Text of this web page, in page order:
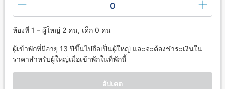
0
ห้องที่ 1 – ผู้ใหญ่ 2 คน, เด็ก 0 คน
ผู้เข้าพักที่มีอายุ 13 ปีขึ้นไปถือเป็นผู้ใหญ่ และจะต้องชำระเงินใน
ราคาสำหรับผู้ใหญ่เมื่อเข้าพักในที่พักนี้
อัปเดต